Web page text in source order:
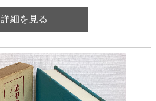
詳細を見る